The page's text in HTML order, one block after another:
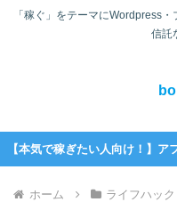
「稼ぐ」をテーマにWordpress
信託
【本気で稼ぎたい人向け！】
ホーム ライフハック